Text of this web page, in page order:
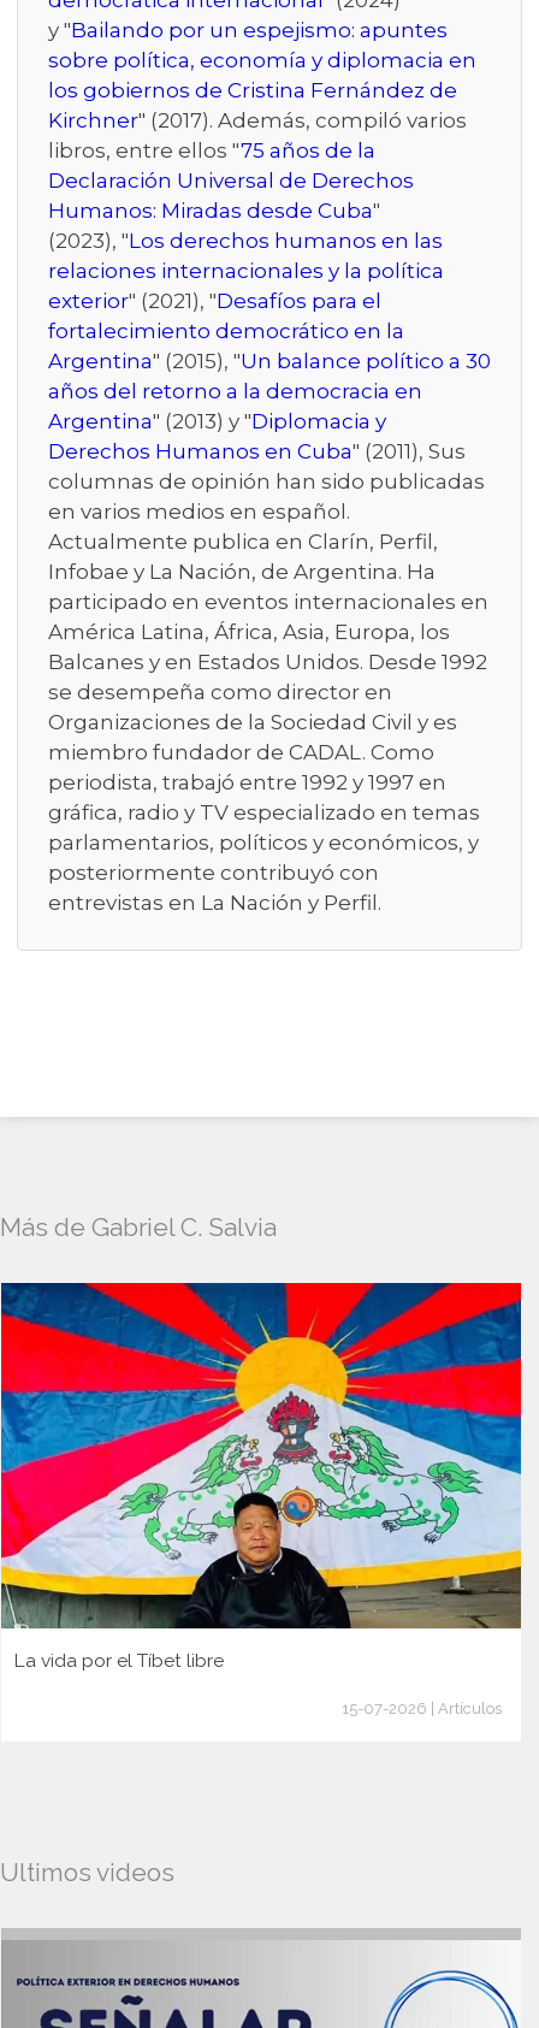
y "Bailando por un espejismo: apuntes
sobre política, economía y diplomacia en
los gobiernos de Cristina Fernández de
Kirchner" (2017). Además, compiló varios
libros, entre ellos "75 años de la
Declaración Universal de Derechos
Humanos: Miradas desde Cuba"
(2023), "Los derechos humanos en las
relaciones internacionales y la política
exterior" (2021), "Desafíos para el
fortalecimiento democrático en la
Argentina" (2015), "Un balance político a 30
años del retorno a la democracia en
Argentina" (2013) y "Diplomacia y
Derechos Humanos en Cuba" (2011), Sus
columnas de opinión han sido publicadas
en varios medios en español.
Actualmente publica en Clarín, Perfil,
Infobae y La Nación, de Argentina. Ha
participado en eventos internacionales en
América Latina, África, Asia, Europa, los
Balcanes y en Estados Unidos. Desde 1992
se desempeña como director en
Organizaciones de la Sociedad Civil y es
miembro fundador de CADAL. Como
periodista, trabajó entre 1992 y 1997 en
gráfica, radio y TV especializado en temas
parlamentarios, políticos y económicos, y
posteriormente contribuyó con
entrevistas en La Nación y Perfil.
Más de Gabriel C. Salvia
La vida por el Tíbet libre
15-07-2026 | Artículos
Ultimos videos